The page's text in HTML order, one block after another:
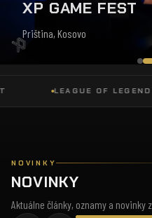
XP GAME FEST
Priština, Kosovo
LEAGUE OF LEGENDS
NOVINKY
NOVINKY
Aktuálne články, oznamy a novinky